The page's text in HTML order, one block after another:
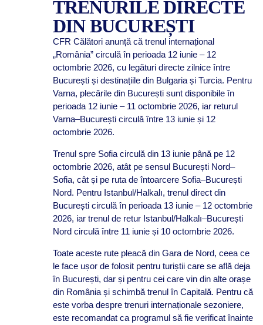
TRENURILE DIRECTE
DIN BUCUREȘTI
CFR Călători anunță că trenul internațional
„România” circulă în perioada 12 iunie – 12
octombrie 2026, cu legături directe zilnice între
București și destinațiile din Bulgaria și Turcia. Pentru
Varna, plecările din București sunt disponibile în
perioada 12 iunie – 11 octombrie 2026, iar returul
Varna–București circulă între 13 iunie și 12
octombrie 2026.
Trenul spre Sofia circulă din 13 iunie până pe 12
octombrie 2026, atât pe sensul București Nord–
Sofia, cât și pe ruta de întoarcere Sofia–București
Nord. Pentru Istanbul/Halkalı, trenul direct din
București circulă în perioada 13 iunie – 12 octombrie
2026, iar trenul de retur Istanbul/Halkalı–București
Nord circulă între 11 iunie și 10 octombrie 2026.
Toate aceste rute pleacă din Gara de Nord, ceea ce
le face ușor de folosit pentru turiștii care se află deja
în București, dar și pentru cei care vin din alte orașe
din România și schimbă trenul în Capitală. Pentru că
este vorba despre trenuri internaționale sezoniere,
este recomandat ca programul să fie verificat înainte